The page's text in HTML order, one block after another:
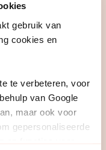
gebruik van
cookies en
te verbeteren, voor
van Google
maar ook voor
gepersonaliseerde